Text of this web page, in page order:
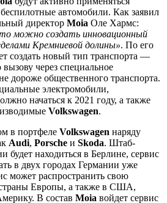
автомобили. Как заявил
директор Moia Оле Хармс:
можно создать инновационный
Кремниевой долины». По его
создать новый тип транспорта —
через специальное
дороже общественного транспорта.
электромобили,
начаться к 2021 году, а также
Volkswagen.
в портфеле Volkswagen наряду
Audi, Porsche и Skoda. Штаб-
будет находиться в Берлине, сервис
в двух городах Германии уже
может распространить свою
страны Европы, а также в США,
В состав Moia войдет сервис